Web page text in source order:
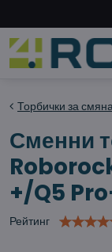
Торбички за смяна
Сменни
+/Q5
Рейтинг